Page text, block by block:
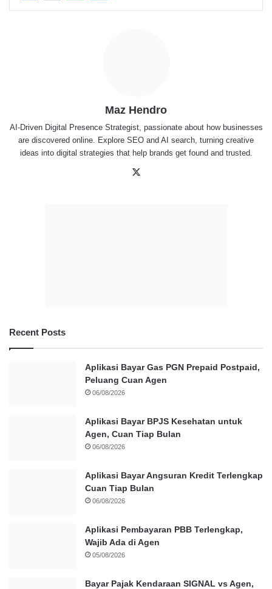
Maz Hendro
AI-Driven Digital Presence Strategist, passionate about how businesses
are discovered online. Explore SEO and AI search, turning creative
ideas into digital strategies that help brands get found and trusted.
Recent Posts
Aplikasi Bayar Gas PGN Prepaid Postpaid,
Peluang Cuan Agen
06/08/2026
Aplikasi Bayar BPJS Kesehatan untuk
Agen, Cuan Tiap Bulan
06/08/2026
Aplikasi Bayar Angsuran Kredit Terlengkap
Cuan Tiap Bulan
06/08/2026
Aplikasi Pembayaran PBB Terlengkap,
Wajib Ada di Agen
05/08/2026
Bayar Pajak Kendaraan SIGNAL vs Agen,